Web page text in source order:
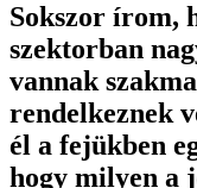
Sokszor írom,
szektorban
vannak
rendelkeznek
él a fejükben
hogy milyen a